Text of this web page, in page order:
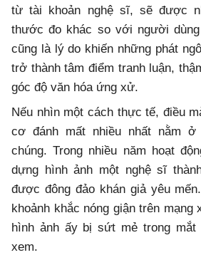
từ tài khoản nghệ sĩ, sẽ được
thước đo khác so với người
cũng là lý do khiến những phát
trở thành tâm điểm tranh luận,
góc độ văn hóa ứng xử.
Nếu nhìn một cách thực tế, điều
cơ đánh mất nhiều nhất nằm
chúng. Trong nhiều năm hoạt
dựng hình ảnh một nghệ sĩ
được đông đảo khán giả yêu
khoảnh khắc nóng giận trên mạng
hình ảnh ấy bị sứt mẻ trong mắt
xem.